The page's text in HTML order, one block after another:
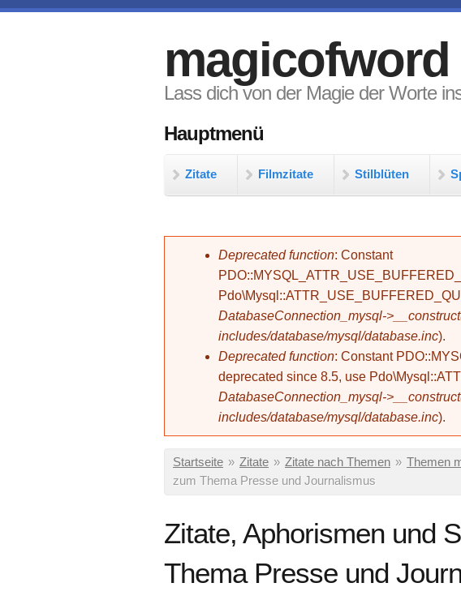
magicofword
Lass dich von der Magie der Worte
Hauptmenü
Zitate Filmzitate Stilblüten
Fehlermeldung
Deprecated function: Constant
DatabaseConnection_mysql-
includes/database/mysql/database.inc).
Deprecated function: Constant
deprecated since 8.5, use
DatabaseConnection_mysql-
includes/database/mysql/database.inc).
Sie sind hier
Startseite » Zitate » Zitate nach Themen » Themen
zum Thema Presse und Journalismus
Zitate, Aphorismen und
Thema Presse und